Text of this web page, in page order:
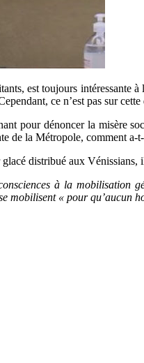
est toujours
ce n’est pas sur
pour dénoncer la misère
de la Métropole, comment
distribué aux Vénissians,
à la mobilisation
« pour qu’aucun